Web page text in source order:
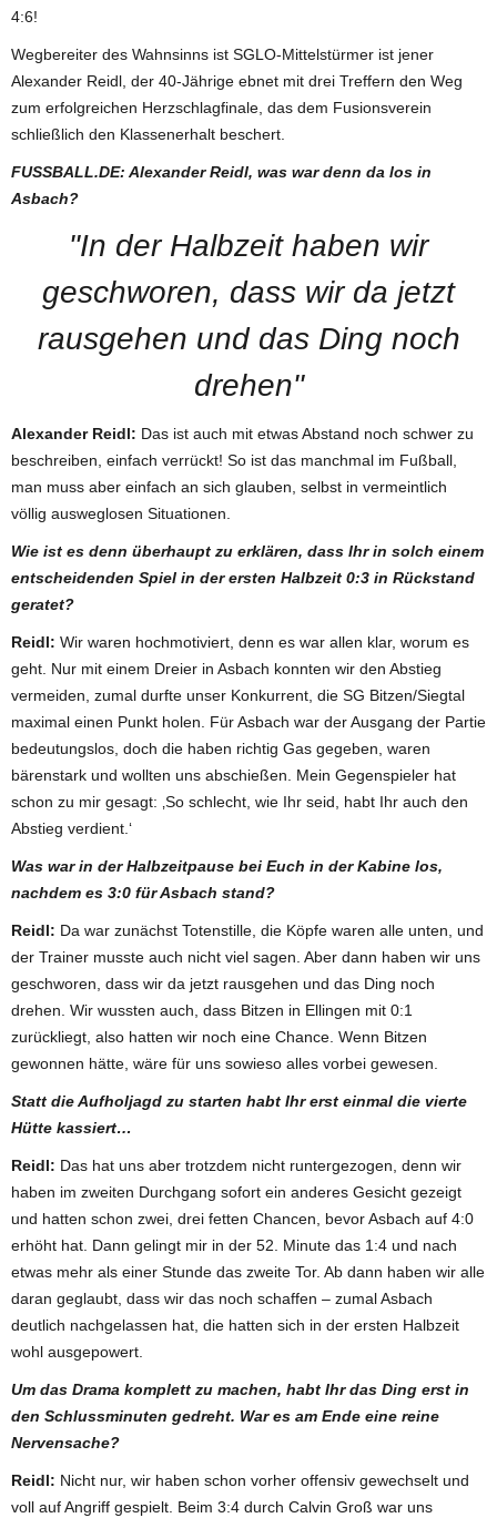
4:6!
Wegbereiter des Wahnsinns ist SGLO-Mittelstürmer ist jener
Alexander Reidl, der 40-Jährige ebnet mit drei Treffern den Weg
zum erfolgreichen Herzschlagfinale, das dem Fusionsverein
schließlich den Klassenerhalt beschert.
FUSSBALL.DE: Alexander Reidl, was war denn da los in
Asbach?
"In der Halbzeit haben wir
geschworen, dass wir da jetzt
rausgehen und das Ding noch
drehen"
Alexander Reidl: Das ist auch mit etwas Abstand noch schwer zu
beschreiben, einfach verrückt! So ist das manchmal im Fußball,
man muss aber einfach an sich glauben, selbst in vermeintlich
völlig ausweglosen Situationen.
Wie ist es denn überhaupt zu erklären, dass Ihr in solch einem
entscheidenden Spiel in der ersten Halbzeit 0:3 in Rückstand
geratet?
Reidl: Wir waren hochmotiviert, denn es war allen klar, worum es
geht. Nur mit einem Dreier in Asbach konnten wir den Abstieg
vermeiden, zumal durfte unser Konkurrent, die SG Bitzen/Siegtal
maximal einen Punkt holen. Für Asbach war der Ausgang der Partie
bedeutungslos, doch die haben richtig Gas gegeben, waren
bärenstark und wollten uns abschießen. Mein Gegenspieler hat
schon zu mir gesagt: ‚So schlecht, wie Ihr seid, habt Ihr auch den
Abstieg verdient.‘
Was war in der Halbzeitpause bei Euch in der Kabine los,
nachdem es 3:0 für Asbach stand?
Reidl: Da war zunächst Totenstille, die Köpfe waren alle unten, und
der Trainer musste auch nicht viel sagen. Aber dann haben wir uns
geschworen, dass wir da jetzt rausgehen und das Ding noch
drehen. Wir wussten auch, dass Bitzen in Ellingen mit 0:1
zurückliegt, also hatten wir noch eine Chance. Wenn Bitzen
gewonnen hätte, wäre für uns sowieso alles vorbei gewesen.
Statt die Aufholjagd zu starten habt Ihr erst einmal die vierte
Hütte kassiert…
Reidl: Das hat uns aber trotzdem nicht runtergezogen, denn wir
haben im zweiten Durchgang sofort ein anderes Gesicht gezeigt
und hatten schon zwei, drei fetten Chancen, bevor Asbach auf 4:0
erhöht hat. Dann gelingt mir in der 52. Minute das 1:4 und nach
etwas mehr als einer Stunde das zweite Tor. Ab dann haben wir alle
daran geglaubt, dass wir das noch schaffen – zumal Asbach
deutlich nachgelassen hat, die hatten sich in der ersten Halbzeit
wohl ausgepowert.
Um das Drama komplett zu machen, habt Ihr das Ding erst in
den Schlussminuten gedreht. War es am Ende eine reine
Nervensache?
Reidl: Nicht nur, wir haben schon vorher offensiv gewechselt und
voll auf Angriff gespielt. Beim 3:4 durch Calvin Groß war uns